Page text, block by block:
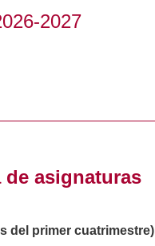
2027
de asignaturas
del primer cuatrimestre)